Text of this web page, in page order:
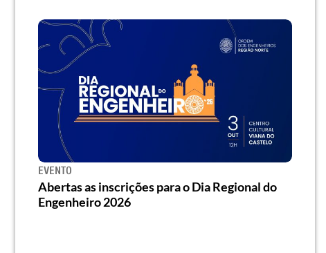
EVENTO
Abertas as inscrições para o Dia Regional do
Engenheiro 2026